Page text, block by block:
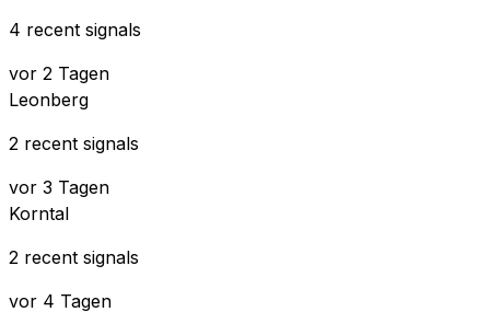
4 recent signals
vor 2 Tagen
Leonberg
2 recent signals
vor 3 Tagen
Korntal
2 recent signals
vor 4 Tagen